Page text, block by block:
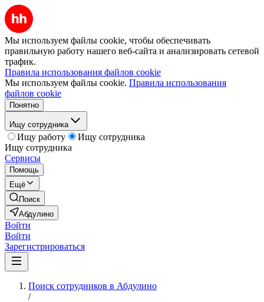
Мы используем файлы cookie, чтобы обеспечивать
правильную работу нашего веб-сайта и анализировать сетевой
трафик.
Правила использования файлов cookie
Мы используем файлы cookie. Правила использования
файлов cookie
Понятно
Ищу сотрудника
Ищу работу
Ищу сотрудника
Ищу сотрудника
Сервисы
Помощь
Ещё
Поиск
Абдулино
Войти
Войти
Зарегистрироваться
Поиск сотрудников в Абдулино
/